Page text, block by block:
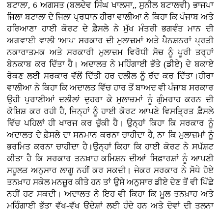
ਬਟਾਲਾ, 6 ਅਗਸਤ (ਬਲਦੇਵ ਸਿੰਘ ਖਾਲਸਾ,, ਸੁਨੀਲ ਬਟਾਲਵੀ) ਭਾਜਪਾ
ਜਿਲਾ ਬਟਾਲਾ ਦੇ ਜਿਲਾ ਪ੍ਰਧਾਨ ਹੀਰਾ ਵਾਲੀਆ ਨੇ ਕਿਹਾ ਕਿ ਪੰਜਾਬ ਅਤੇ
ਹਰਿਆਣਾ ਹਾਈ ਕੋਰਟ ਦੇ ਫ਼ੈਸਲੇ ਨੇ ਮੁੱਖ ਮੰਤਰੀ ਭਗਵੰਤ ਮਾਨ ਦੀ
ਅਗਵਾਈ ਵਾਲੀ 'ਆਪ' ਸਰਕਾਰ ਦੀ ਮੁਲਾਜ਼ਮਾਂ ਅਤੇ ਪੈਨਸ਼ਨਰਾਂ ਪ੍ਰਤੀ
ਨਕਾਰਾਤਮਕ ਅਤੇ ਸਰਕਾਰੀ ਮੁਲਾਜ਼ਮ ਵਿਰੋਧੀ ਸੋਚ ਨੂੰ ਪੂਰੀ ਤਰ੍ਹਾਂ
ਬੇਨਕਾਬ ਕਰ ਦਿੱਤਾ ਹੈ। ਅਦਾਲਤ ਨੇ ਮਹਿੰਗਾਈ ਭੱਤੇ (ਡੀਏ) ਦੇ ਬਕਾਏ
ਰੋਕਣ ਲਈ ਸਰਕਾਰ ਵੱਲੋਂ ਦਿੱਤੀ ਹਰ ਦਲੀਲ ਨੂੰ ਰੱਦ ਕਰ ਦਿੱਤਾ।ਹੀਰਾ
ਵਾਲੀਆ ਨੇ ਕਿਹਾ ਕਿ ਅਦਾਲਤ ਵਿੱਚ ਹਾਰ ਤੋਂ ਬਾਅਦ ਵੀ ਪੰਜਾਬ ਸਰਕਾਰ
ਉਹੀ ਪੁਰਾਣੀਆਂ ਦਲੀਲਾਂ ਦੁਹਰਾ ਕੇ ਮੁਲਾਜ਼ਮਾਂ ਨੂੰ ਗੁੰਮਰਾਹ ਕਰਨ ਦੀ
ਕੋਸ਼ਿਸ਼ ਕਰ ਰਹੀ ਹੈ, ਜਿਨ੍ਹਾਂ ਨੂੰ ਹਾਈ ਕੋਰਟ ਆਪਣੇ ਵਿਸਤ੍ਰਿਤ ਫ਼ੈਸਲੇ
ਵਿੱਚ ਪਹਿਲਾਂ ਹੀ ਖਾਰਜ ਕਰ ਚੁੱਕੀ ਹੈ। ਉਨ੍ਹਾਂ ਕਿਹਾ ਕਿ ਸਰਕਾਰ ਨੂੰ
ਅਦਾਲਤ ਦੇ ਫ਼ੈਸਲੇ ਦਾ ਸਨਮਾਨ ਕਰਨਾ ਚਾਹੀਦਾ ਹੈ, ਨਾ ਕਿ ਮੁਲਾਜ਼ਮਾਂ ਨੂੰ
ਭਰਮਿਤ ਕਰਨਾ ਚਾਹੀਦਾ ਹੈ।ਉਨ੍ਹਾਂ ਕਿਹਾ ਕਿ ਹਾਈ ਕੋਰਟ ਨੇ ਸਪੱਸ਼ਟ
ਕੀਤਾ ਹੈ ਕਿ ਸਰਕਾਰ ਤਨਖ਼ਾਹ ਕਮਿਸ਼ਨ ਦੀਆਂ ਸਿਫ਼ਾਰਸ਼ਾਂ ਨੂੰ ਆਪਣੀ
ਸਹੂਲਤ ਅਨੁਸਾਰ ਲਾਗੂ ਨਹੀਂ ਕਰ ਸਕਦੀ। ਜੇਕਰ ਸਰਕਾਰ ਨੇ ਸੋਧੇ ਹੋਏ
ਤਨਖ਼ਾਹ ਸਕੇਲ ਮਨਜ਼ੂਰ ਕੀਤੇ ਹਨ ਤਾਂ ਉਸੇ ਅਨੁਸਾਰ ਡੀਏ ਦੇਣ ਤੋਂ ਵੀ ਪਿੱਛੇ
ਨਹੀਂ ਹਟ ਸਕਦੀ। ਅਦਾਲਤ ਨੇ ਇਹ ਵੀ ਕਿਹਾ ਕਿ ਮੂਲ ਤਨਖ਼ਾਹ ਅਤੇ
ਮਹਿੰਗਾਈ ਭੱਤਾ ਵੱਖ-ਵੱਖ ਉਦੇਸ਼ਾਂ ਲਈ ਹੁੰਦੇ ਹਨ ਅਤੇ ਦੋਵਾਂ ਦੀ ਤੁਲਨਾ